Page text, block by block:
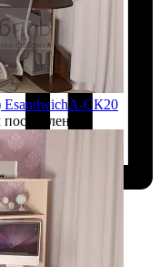
EsandwichA-СК20